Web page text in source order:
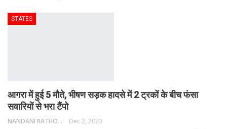
STATES
आगरा में हुई 5 मौते, भीषण सड़क हादसे में 2 ट्रकों के बीच फंसा
सवारियों से भरा टैंपो
NANDANI RATHORE Dec 2, 2023